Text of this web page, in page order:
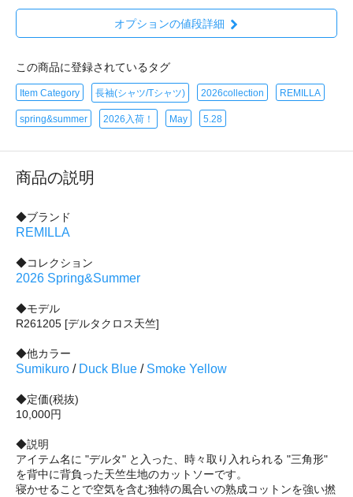
オプションの値段詳細
この商品に登録されているタグ
Item Category 長袖(シャツ/Tシャツ) 2026collection REMILLA
spring&summer 2026入荷！ May 5.28
商品の説明
◆ブランド
REMILLA
◆コレクション
2026 Spring&Summer
◆モデル
R261205 [デルタクロス天竺]
◆他カラー
Sumikuro / Duck Blue / Smoke Yellow
◆定価(税抜)
10,000円
◆説明
アイテム名に "デルタ" と入った、時々取り入れられる "三角形"
を背中に背負った天竺生地のカットソーです。
寝かせることで空気を含む独特の風合いの熟成コットンを強い撚